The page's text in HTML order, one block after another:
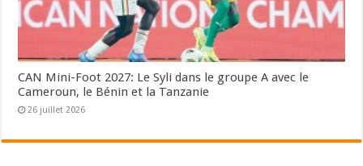
CAN Mini-Foot 2027: Le Syli dans le groupe A avec le
Cameroun, le Bénin et la Tanzanie
26 juillet 2026